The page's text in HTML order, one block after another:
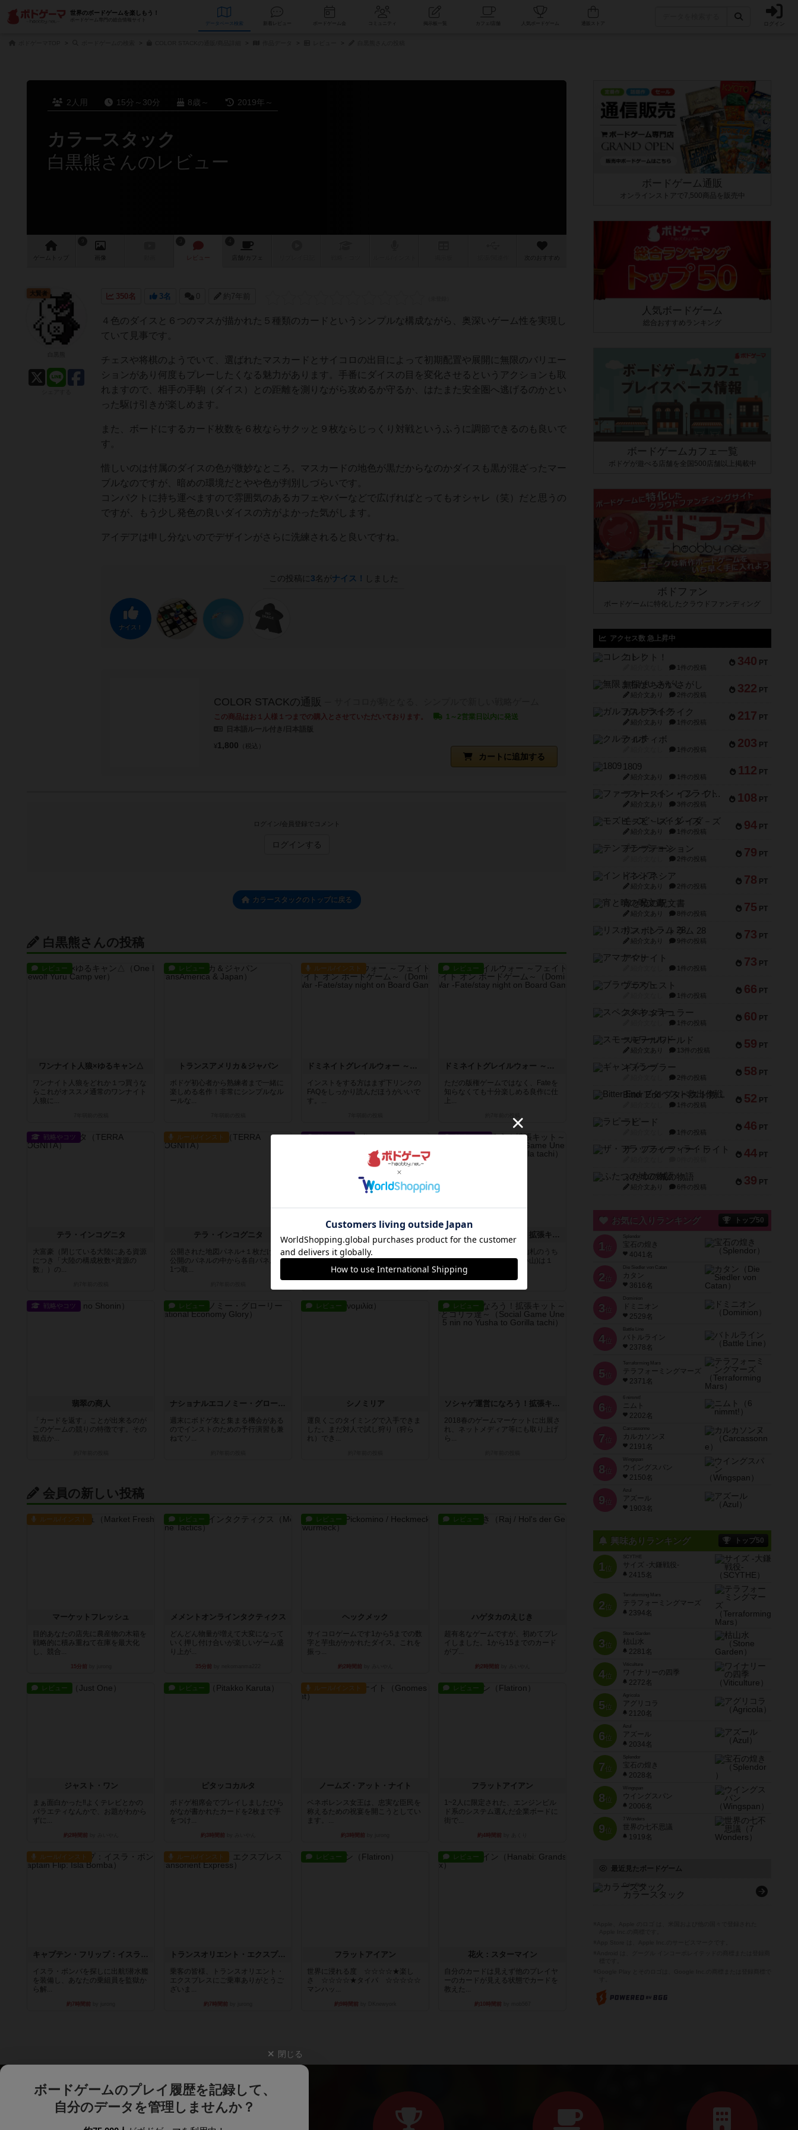
世界のボードゲームを楽しもう！
ボードゲーム専門の総合情報サイト
データベース コミュニティ 人気ボードゲーム ログイン
2人用 15分～30分 8歳～ 2019年～
カラースタック
白黒熊さんのレビュー
ゲーム 画像 レビュー 店舗/ カフェ 次のおすすめ
350名 3名 0 約7年前
４色のダイスと６つのマスが描かれた５種類のカードというシンプルな構成ながら、奥深いゲーム性を実現し
ていて見事です。
チェスや将棋のようでいて、選ばれたマスカードとサイコロの出目によって初期配置や展開に無限のバリエー
ションがあり何度もプレーしたくなる魅力があります。手番にダイスの目を変化させるというアクションも取
れますので、相手の手駒（ダイス）との距離を測りながら攻めるか守るか、はたまた安全圏へ逃げるのかとい
った駆け引きが楽しめます。
また、ボードにするカード枚数を６枚ならサクッと９枚ならじっくり対戦というふうに調節できるのも良いで
す。
惜しいのは付属のダイスの色が微妙なところ。マスカードの地色が黒だからなのかダイスも黒が混ざったマー
ブルなのですが、暗めの環境だとやや色が判別しづらいです。
コンパクトに持ち運べますので雰囲気のあるカフェやバーなどで広げればとってもオシャレ（笑）だと思うの
ですが、もう少し発色の良いダイスの方がよかった気がします。
アイデアは申し分ないのでデザインがさらに洗練されると良いですね。
この投稿に 3名がナイス！ しました
ナイス！
COLOR STACKの通販
この商品はお１人様１つまでの購入とさせていただいております。
1～2営業日以内に発送
カートに追加する
¥1,800 （税込）
大賢者
ログイン/会員登録でコメント
ログインする
カラースタックのトップに戻る
白黒熊さんの投稿
レビュー
ワンナイト人狼×ゆるキャン△
ワンナイト人狼をどれか１つ買うな
らこれがオススメ通常のワンナイト
人狼に...
レビュー
トランスアメリカ＆ジャパン
ボドゲ初心者から熟練者まで一緒に
楽しめる名作！非常にシンプルなル
ールな...
ルール/インスト
ドミネイトグレイルウォー ～フェイト/ステイナイト オン ボードゲーム～
インストをする方はまず下リンクの
FAQをしっかり読んだほうがいいで
す。...
レビュー
ドミネイトグレイルウォー ～フェイト/ステイナイト オン ボードゲーム～
ただの版権ゲームではなく、Fateを
知らなくても十分楽しめる良作に仕
上...
戦略やコツ
テラ・インコグニタ
大富豪（閉じている大陸にある資源
につき「大陸の構成枚数×資源の
数」）の...
ルール/インスト
テラ・インコグニタ
公開された地図パネル+１枚だけ非
公開のパネルの中から各自パネルを
1つ取...
戦略やコツ
四季折折
いちばんの肝は、自分の「好みの季
節」を見破られないことです。他の
加点要...
戦略やコツ
ソシャゲ運営になろう！拡張キット～５人の勇者とゴリラ達～
【ユーザー陣営】６つの山札のうち
ハズレ山(SSRもURも無い山)は１
つ...
戦略やコツ
翡翠の商人
「カードを返す」ことが出来るのが
このゲームの競りの特徴です。その
観点か...
レビュー
ナショナルエコノミー・グローリー
週末にボドゲ友と集まる機会がある
のでインストのための予行演習も兼
ねてソ...
レビュー
シノミリア
運良くこのタイミングで入手できま
した。まだ対人で試し狩り（狩ら
れ）でき...
レビュー
ソシャゲ運営になろう！拡張キット～５人の勇者とゴリラ達～
2018春のゲームマーケットに出展さ
れ、ネットメディア等にも取り上げ
ら...
会員の新しい投稿
ルール/インスト
マーケットフレッシュ
目的あなたの店先に農産物の木箱を
戦略的に積み重ねて在庫を最大化
し、競合...
15分前
レビュー
メメントオンラインタクティクス
どんどん物量が増えて大変になって
いく押し付け合いが楽しいゲーム盛
り上が...
35分前
レビュー
ヘックメック
サイコロゲームです1から5までの数
字と芋虫がかかれたダイス。これを
振っ...
約2時間前
レビュー
ハゲタカのえじき
超有名なゲームですが、初めてプレ
イしました。1から15までのカード
がプ...
約2時間前
レビュー
ジャスト・ワン
まぁ面白かった‼️よくテレビとかの
バラエティなんかで、お題がわから
ずに...
約2時間前
レビュー
ピタッコカルタ
ボドゲ相席会でプレイしましたひら
がなが書かれたカードを2枚まで手
をつけ...
約3時間前
ルール/インスト
ノームズ・アット・ナイト
ベネボレンス女王は、忠実な臣民を
称えるための祝宴を開こうとしてい
ます。...
約3時間前
レビュー
フラットアイアン
1~2人に限定された、エンジンビル
ド系のシステム選んだ企業ボードに
街で...
約4時間前
ルール/インスト
キャプテン・フリップ：イスラ・ボンバ
イスラ・ボンバを探しに出航!潜水艦
を装備し、あなたの乗組員を監獄か
ら解...
約7時間前
ルール/インスト
トランスオリエント・エクスプレス
乗客の皆様、トランスオリエント・
エクスプレスにご乗車ありがとうご
ざいま...
約7時間前
レビュー
フラットアイアン
世界に浸れる度 ☆☆☆☆★楽し
さ ☆☆☆☆★タイパ ☆☆☆☆☆
マンハッ...
約9時間前
レビュー
花火：スターマイン
自分のカードは見えず他のプレイヤ
ーのカードが見える状態でカードを
教えた...
約10時間前
ボードゲーム通販
オンラインストアで7,500商品を販売中
人気ボードゲーム
総合おすすめランキング
ボードゲームカフェ一覧
ボドゲが遊べる店舗を全国500店舗以上掲載中
ボドファン
ボードゲームに特化したクラウドファンディング
アクセス数 急上昇中
340 PT
コレクト！
1件の投稿
322 PT
無限まちがいさがし
紹介文あり 2件の投稿
217 PT
ガルフストライク
紹介文あり 1件の投稿
203 PT
クルティボ
1件の投稿
112 PT
1809
紹介文あり 1件の投稿
108 PT
ファースト・イン・フライト
紹介文あり 3件の投稿
94 PT
モズビ－ズ・レイダ－ズ
紹介文あり 1件の投稿
79 PT
テンプテーション
2件の投稿
78 PT
インドネシア
紹介文あり 2件の投稿
75 PT
宵と暁の呪文書
紹介文あり 8件の投稿
73 PT
リスボン・トラム 28
紹介文あり 9件の投稿
73 PT
アマナイト
1件の投稿
66 PT
ブラヴェスト
1件の投稿
60 PT
スペクタキュラー
1件の投稿
59 PT
スモールワールド
紹介文あり 13件の投稿
58 PT
ギャンブラー
2件の投稿
52 PT
Bitter End ブタペスト救出作戦
1件の投稿
46 PT
ラピード
1件の投稿
44 PT
ザ・フラッフィー・ライト
39 PT
ふたつの城の物語
紹介文あり 6件の投稿
お気に入りランキング トップ50
1 位
宝石の煌き
4041名
2 位
Die Siedler von Catan
カタン
3616名
3 位
ドミニオン
2529名
4位
Battle Line
バトルライン
2378名
5 位
Terraforming Mars
テラフォーミングマーズ
2371名
6 位
ニムト
2202名
7 位
Carcassonne
カルカソンヌ
2191名
8 位
Wingspan
ウイングスパン
2150名
9 位
Azul
アズール
1903名
興味ありランキング トップ50
1位
SCYTHE
サイズ -大鎌戦役-
2415名
2位
Terraforming Mars
テラフォーミングマーズ
2394名
3位
Stone Garden
枯山水
2281名
4位
Viticulture
ワイナリーの四季
2272名
5位
Agricola
アグリコラ
2120名
6位
Azul
アズール
2034名
7位
宝石の煌き
2028名
8位
Wingspan
ウイングスパン
2006名
9位
7 Wonders
世界の七不思議
1919名
最近見たボードゲーム
Color Stack
カラースタック
閉じる
ボードゲームのプレイ履歴を記録して、
自分のデータを管理しませんか？